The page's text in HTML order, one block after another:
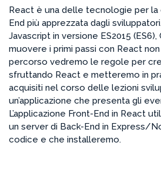
React è una delle tecnologie per la
End più apprezzata dagli
Javascript in versione ES2015 (ES6),
muovere i primi passi con React
percorso vedremo le regole per
sfruttando React e metteremo in
acquisiti nel corso delle lezioni
un’applicazione che presenta gli
L’applicazione Front-End in React
un server di Back-End in Express/
codice e che installeremo.